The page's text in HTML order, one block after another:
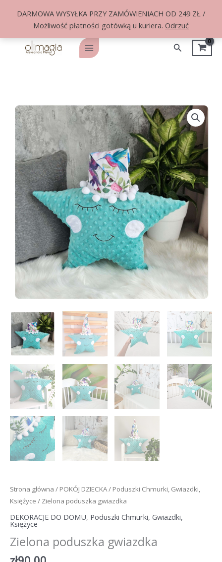
DARMOWA WYSYŁKA PRZY ZAMÓWIENIACH OD 249 ZŁ /
Możliwość płatności gotówką u kuriera. Odrzuć
Main
Szukaj
Strona główna / POKÓJ DZIECKA/ Poduszki Chmurki, Gwiazdki,
Księżyce / Zielona poduszka gwiazdka
DEKORACJE DO DOMU, Poduszki Chmurki, Gwiazdki,
Księżyce
Zielona poduszka gwiazdka